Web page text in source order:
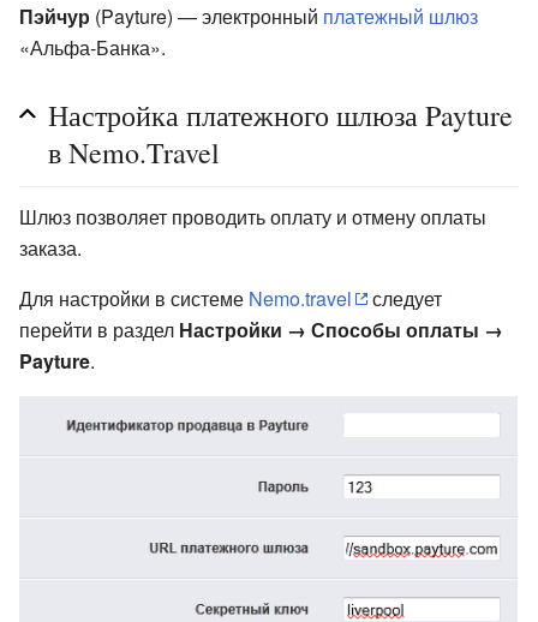
Пэйчур (Payture) — электронный платежный шлюз
«Альфа-Банка».
Настройка платежного шлюза Payture
в Nemo.Travel
Шлюз позволяет проводить оплату и отмену оплаты
заказа.
Для настройки в системе Nemo.travel
следует
перейти в раздел Настройки → Способы оплаты →
Payture.